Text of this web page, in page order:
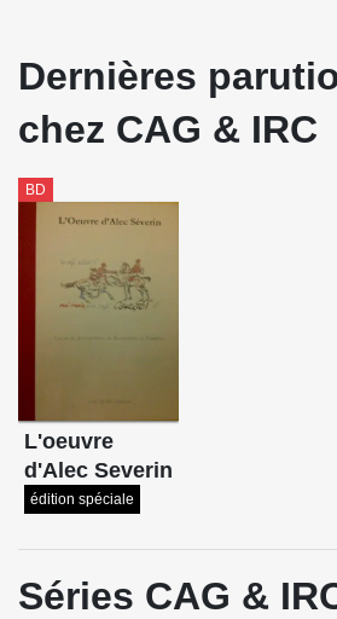
Dernières
chez CAG & IRC
BD
L'oeuvre
d'Alec Severin
édition spéciale
Séries CAG &